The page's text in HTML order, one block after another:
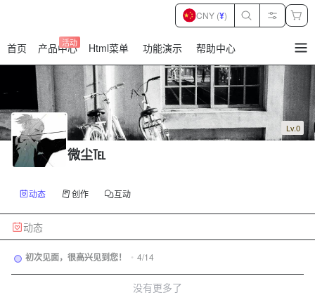
首页 产品中心
活动 Html菜单 功能演示 帮助中心
CNY (¥)
Lv.0
微尘℡
动态 创作 互动
动态
初次见面，很高兴见到您！ • 4/14
没有更多了